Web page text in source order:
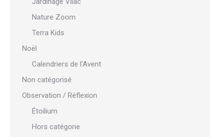
Nature Zoom
Terra Kids
Noël
Calendriers de l'Avent
Non catégorisé
Observation / Réflexion
Étoilium
Hors catégorie